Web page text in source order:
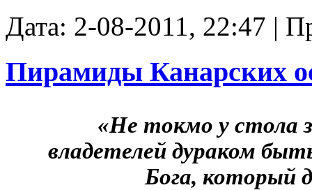
Дата: 2-08-2011, 22:47 |
Пирамиды Канарских
«Не токмо у стола
владетелей дураком
Бога, который